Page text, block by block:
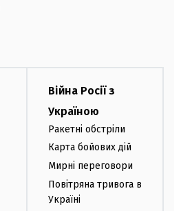
Війна Росії з
Україною
Ракетні обстріли
Карта бойових дій
Мирні переговори
Повітряна тривога в
Україні